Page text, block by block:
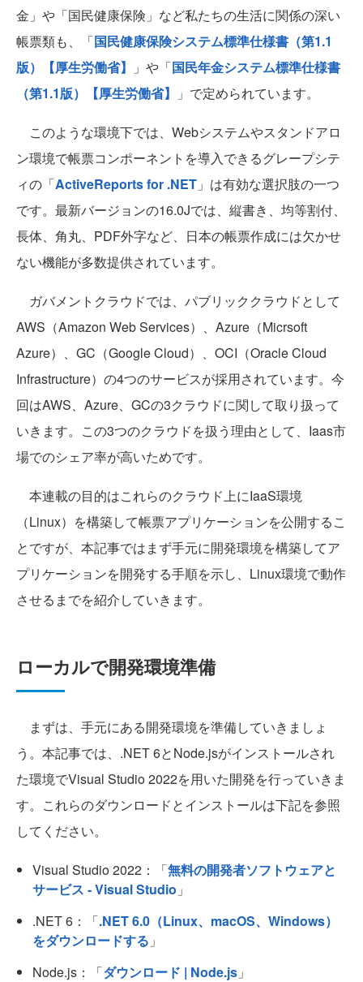
金」や「国民健康保険」など私たちの生活に関係の深い
帳票類も、「国民健康保険システム標準仕様書（第1.1
版）【厚生労働省】
」や「国民年金システム標準仕様書
（第1.1版）【厚生労働省】
」で定められています。
このような環境下では、Webシステムやスタンドアロ
ン環境で帳票コンポーネントを導入できるグレープシテ
ィの「ActiveReports for .NET 」は有効な選択肢の一つ
です。最新バージョンの16.0Jでは、縦書き、均等割付、
長体、角丸、PDF外字など、日本の帳票作成には欠かせ
ない機能が多数提供されています。
ガバメントクラウドでは、パブリッククラウドとして
AWS（Amazon Web Services）、Azure（Micrsoft
Azure）、GC（Google Cloud）、OCI（Oracle Cloud
Infrastructure）の4つのサービスが採用されています。今
回はAWS、Azure、GCの3クラウドに関して取り扱って
いきます。この3つのクラウドを扱う理由として、Iaas市
場でのシェア率が高いためです。
本連載の目的はこれらのクラウド上にIaaS環境
（Linux）を構築して帳票アプリケーションを公開するこ
とですが、本記事ではまず手元に開発環境を構築してア
プリケーションを開発する手順を示し、Linux環境で動作
させるまでを紹介していきます。
ローカルで開発環境準備
まずは、手元にある開発環境を準備していきましょ
う。本記事では、.NET 6とNode.jsがインストールされ
た環境でVisual Studio 2022を用いた開発を行っていきま
す。これらのダウンロードとインストールは下記を参照
してください。
Visual Studio 2022：「無料の開発者ソフトウェアと
サービス - Visual Studio 」
.NET 6：「.NET 6.0（Linux、macOS、Windows）
をダウンロードする 」
Node.js：「ダウンロード | Node.js 」